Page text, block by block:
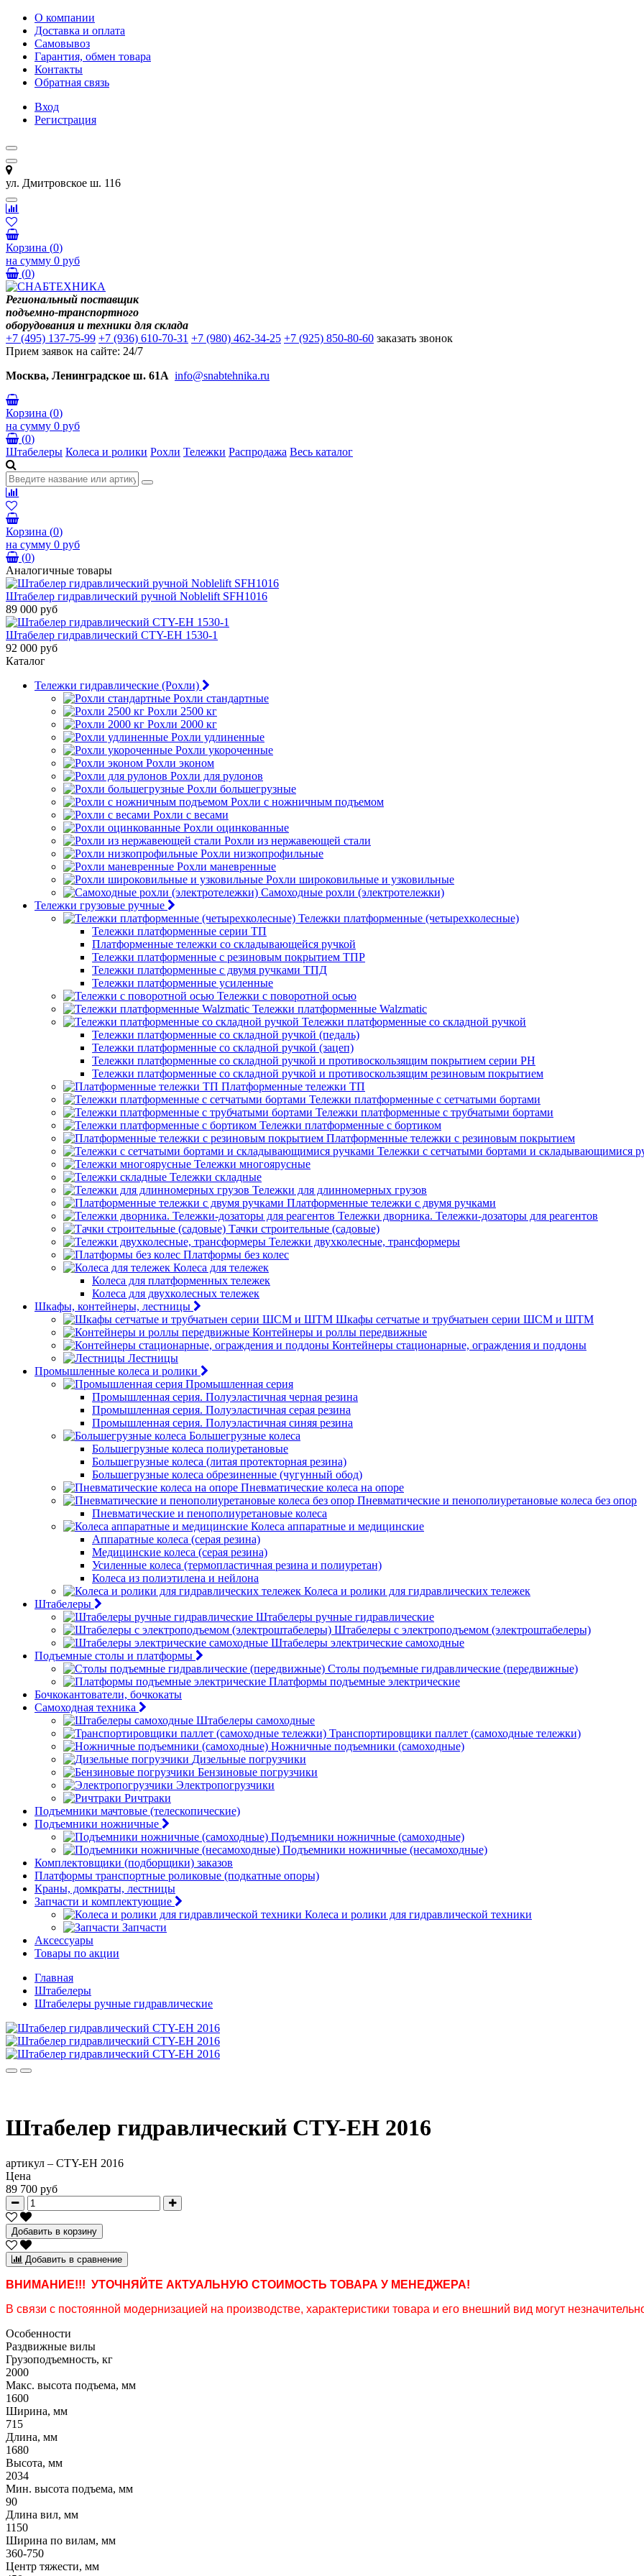
О компании
Доставка и оплата
Самовывоз
Гарантия, обмен товара
Контакты
Обратная связь
Вход
Регистрация
ул. Дмитровское ш. 116
Корзина (0)
на сумму 0 руб
(0)
Региональный поставщик
подъемно-транспортного
оборудования и техники для склада
+7 (495) 137-75-99 +7 (936) 610-70-31 +7 (980) 462-34-25 +7 (925) 850-80-60 заказать звонок
Прием заявок на сайте: 24/7
Москва, Ленинградское ш. 61А info@snabtehnika.ru
Корзина (0)
на сумму 0 руб
(0)
Штабелеры Колеса и ролики Рохли Тележки Распродажа Весь каталог
Корзина (0)
на сумму 0 руб
(0)
Аналогичные товары
Штабелер гидравлический ручной Noblelift SFH1016
89 000 руб
Штабелер гидравлический CTY-EH 1530-1
92 000 руб
Каталог
Тележки гидравлические (Рохли)
Рохли стандартные
Рохли 2500 кг
Рохли 2000 кг
Рохли удлиненные
Рохли укороченные
Рохли эконом
Рохли для рулонов
Рохли большегрузные
Рохли с ножничным подъемом
Рохли с весами
Рохли оцинкованные
Рохли из нержавеющей стали
Рохли низкопрофильные
Рохли маневренные
Рохли широковильные и узковильные
Самоходные рохли (электротележки)
Тележки грузовые ручные
Тележки платформенные (четырехколесные)
Тележки платформенные серии ТП
Платформенные тележки со складывающейся ручкой
Тележки платформенные с резиновым покрытием ТПР
Тележки платформенные с двумя ручками ТПД
Тележки платформенные усиленные
Тележки с поворотной осью
Тележки платформенные Walzmatic
Тележки платформенные со складной ручкой
Тележки платформенные со складной ручкой (педаль)
Тележки платформенные со складной ручкой (зацеп)
Тележки платформенные со складной ручкой и противоскользящим покрытием серии PH
Тележки платформенные со складной ручкой и противоскользящим резиновым покрытием
Платформенные тележки ТП
Тележки платформенные с сетчатыми бортами
Тележки платформенные с трубчатыми бортами
Тележки платформенные с бортиком
Платформенные тележки с резиновым покрытием
Тележки с сетчатыми бортами и складывающимися
Тележки многоярусные
Тележки складные
Тележки для длинномерных грузов
Платформенные тележки с двумя ручками
Тележки дворника. Тележки-дозаторы для реагентов
Тачки строительные (садовые)
Тележки двухколесные, трансформеры
Платформы без колес
Колеса для тележек
Колеса для платформенных тележек
Колеса для двухколесных тележек
Шкафы, контейнеры, лестницы
Шкафы сетчатые и трубчатыен серии ШСМ и ШТМ
Контейнеры и роллы передвижные
Контейнеры стационарные, ограждения и поддоны
Лестницы
Промышленные колеса и ролики
Промышленная серия
Промышленная серия. Полуэластичная черная резина
Промышленная серия. Полуэластичная серая резина
Промышленная серия. Полуэластичная синяя резина
Большегрузные колеса
Большегрузные колеса полиуретановые
Большегрузные колеса (литая протекторная резина)
Большегрузные колеса обрезиненные (чугунный обод)
Пневматические колеса на опоре
Пневматические и пенополиуретановые колеса без опор
Пневматические и пенополиуретановые колеса
Колеса аппаратные и медицинские
Аппаратные колеса (серая резина)
Медицинские колеса (серая резина)
Усиленные колеса (термопластичная резина и полиуретан)
Колеса из полиэтилена и нейлона
Колеса и ролики для гидравлических тележек
Штабелеры
Штабелеры ручные гидравлические
Штабелеры с электроподъемом (электроштабелеры)
Штабелеры электрические самоходные
Подъемные столы и платформы
Столы подъемные гидравлические (передвижные)
Платформы подъемные электрические
Бочкокантователи, бочкокаты
Самоходная техника
Штабелеры самоходные
Транспортировщики паллет (самоходные тележки)
Ножничные подъемники (самоходные)
Дизельные погрузчики
Бензиновые погрузчики
Электропогрузчики
Ричтраки
Подъемники мачтовые (телескопические)
Подъемники ножничные
Подъемники ножничные (самоходные)
Подъемники ножничные (несамоходные)
Комплектовщики (подборщики) заказов
Платформы транспортные роликовые (подкатные опоры)
Краны, домкраты, лестницы
Запчасти и комплектующие
Колеса и ролики для гидравлической техники
Запчасти
Аксессуары
Товары по акции
Главная
Штабелеры
Штабелеры ручные гидравлические
Штабелер гидравлический CTY-EH 2016
артикул – CTY-EH 2016
Цена
89 700 руб
Добавить в корзину
Добавить в сравнение
ВНИМАНИЕ!!! УТОЧНЯЙТЕ АКТУАЛЬНУЮ СТОИМОСТЬ ТОВАРА У МЕНЕДЖЕРА!
В связи с постоянной модернизацией на производстве, характеристики товара и его внешний вид могут
Особенности
Раздвижные вилы
Грузоподъемность, кг
2000
Макс. высота подъема, мм
1600
Ширина, мм
715
Длина, мм
1680
Высота, мм
2034
Мин. высота подъема, мм
90
Длина вил, мм
1150
Ширина по вилам, мм
360-750
Центр тяжести, мм